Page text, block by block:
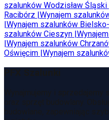
szalunków Wodzisław Śląski
Racibórz Wynajem
Wynajem szalunków
szalunków Cieszyn
Wynajem szalunków
Oświęcim Wynajem